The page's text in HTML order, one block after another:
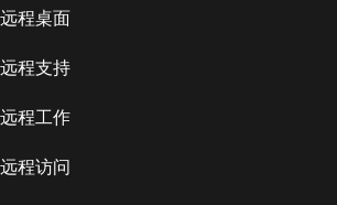
远程桌面
远程支持
远程工作
远程访问